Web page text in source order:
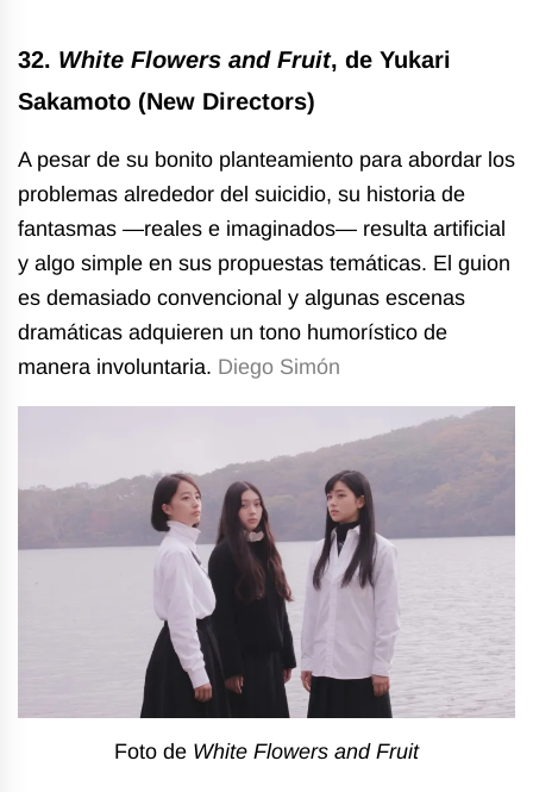
32. White Flowers and Fruit, de Yukari
Sakamoto (New Directors)
A pesar de su bonito planteamiento para abordar los
problemas alrededor del suicidio, su historia de
fantasmas —reales e imaginados— resulta artificial
y algo simple en sus propuestas temáticas. El guion
es demasiado convencional y algunas escenas
dramáticas adquieren un tono humorístico de
manera involuntaria. Diego Simón
Foto de White Flowers and Fruit